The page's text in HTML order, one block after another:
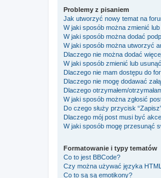
Problemy z pisaniem
Jak utworzyć nowy temat na
W jaki sposób można zmienić
W jaki sposób można dodać
W jaki sposób można utworzyć
Dlaczego nie można dodać
W jaki sposób zmienić lub
Dlaczego nie mam dostępu do
Dlaczego nie mogę dodawać
Dlaczego otrzymałem/
W jaki sposób można zgłosić
Do czego służy przycisk
Dlaczego mój post musi być
W jaki sposób mogę przesunąć
Formatowanie i typy tematów
Co to jest BBCode?
Czy można używać języka
Co to są są emotikony?